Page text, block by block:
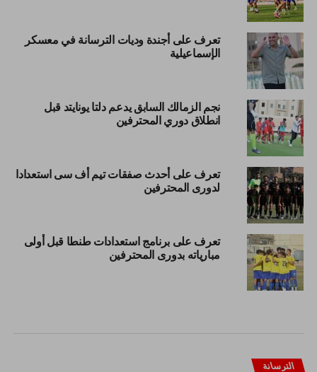
تعرف على أجندة وديات الترسانة في معسكر
الإسماعيلية
نجم الزمالك السابق يدعم دلتا يونايتد قبل
انطلاق دوري المحترفين
تعرف على أحدث صفقات تيم أف سى استعدادا
لدورى المحترفين
تعرف على برنامج استعدادات طنطا قبل أولى
مبارياته بدورى المحترفين
الترسانة